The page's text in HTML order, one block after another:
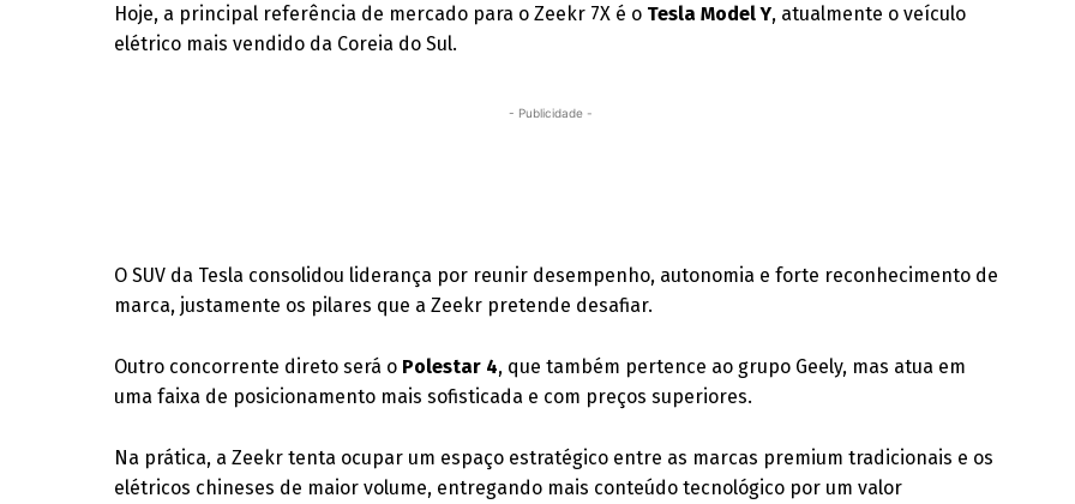
Hoje, a principal referência de mercado para o Zeekr 7X é o Tesla Model Y, atualmente o veículo
elétrico mais vendido da Coreia do Sul.
- Publicidade -
O SUV da Tesla consolidou liderança por reunir desempenho, autonomia e forte reconhecimento de
marca, justamente os pilares que a Zeekr pretende desafiar.
Outro concorrente direto será o Polestar 4, que também pertence ao grupo Geely, mas atua em
uma faixa de posicionamento mais sofisticada e com preços superiores.
Na prática, a Zeekr tenta ocupar um espaço estratégico entre as marcas premium tradicionais e os
elétricos chineses de maior volume, entregando mais conteúdo tecnológico por um valor